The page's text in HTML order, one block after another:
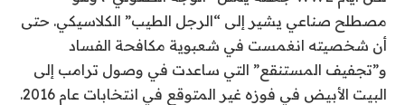
مصطلح صناعي يشير إلى “الرجل الطيب” الكلاسيكي. حتى
أن شخصيته انغمست في شعبوية مكافحة الفساد
و”تجفيف المستنقع” التي ساعدت في وصول ترامب إلى
البيت الأبيض في فوزه غير المتوقع في انتخابات عام 2016.